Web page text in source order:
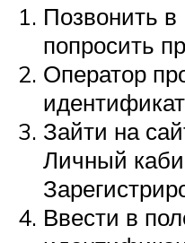
Позвонить
попросить
Оператор
Зайти на
Личный
Ввести в